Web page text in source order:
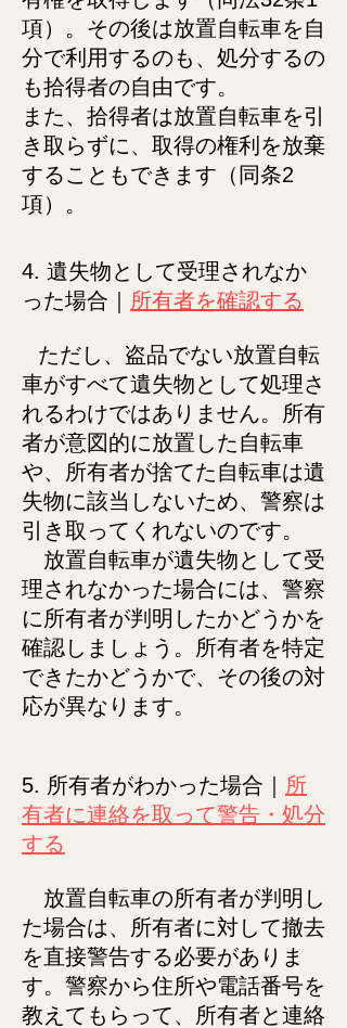
項）。その後は放置自転車を自
分で利用するのも、処分するの
も拾得者の自由です。
また、拾得者は放置自転車を引
き取らずに、取得の権利を放棄
することもできます（同条2
項）。
4. 遺失物として受理されなか
った場合｜ 所有者を確認する
ただし、盗品でない放置自転
車がすべて遺失物として処理さ
れるわけではありません。所有
者が意図的に放置した自転車
や、所有者が捨てた自転車は遺
失物に該当しないため、警察は
引き取ってくれないのです。
放置自転車が遺失物として受
理されなかった場合には、警察
に所有者が判明したかどうかを
確認しましょう。所有者を特定
できたかどうかで、その後の対
応が異なります。
5. 所有者がわかった場合｜ 所
有者に連絡を取って警告・処分
する
放置自転車の所有者が判明し
た場合は、所有者に対して撤去
を直接警告する必要がありま
す。警察から住所や電話番号を
教えてもらって、所有者と連絡